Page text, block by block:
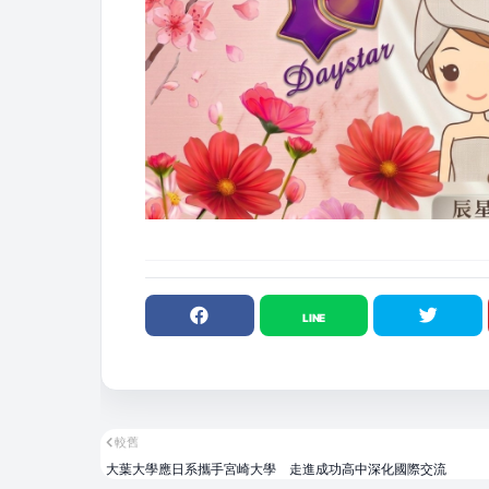
較舊
大葉大學應日系攜手宮崎大學 走進成功高中深化國際交流